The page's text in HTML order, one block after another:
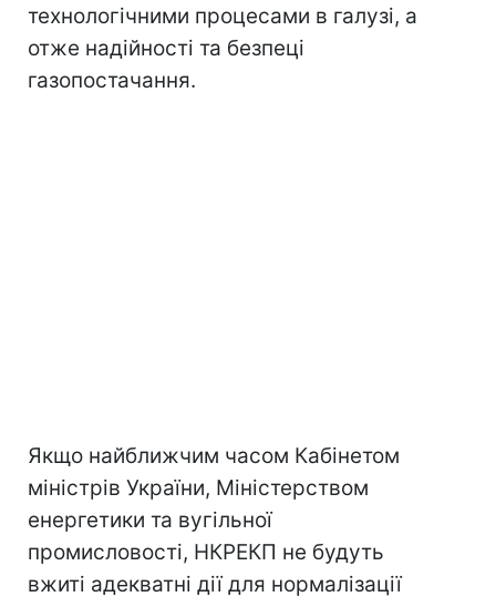
технологічними процесами в галузі, а
отже надійності та безпеці
газопостачання.
Якщо найближчим часом Кабінетом
міністрів України, Міністерством
енергетики та вугільної
промисловості, НКРЕКП не будуть
вжиті адекватні дії для нормалізації